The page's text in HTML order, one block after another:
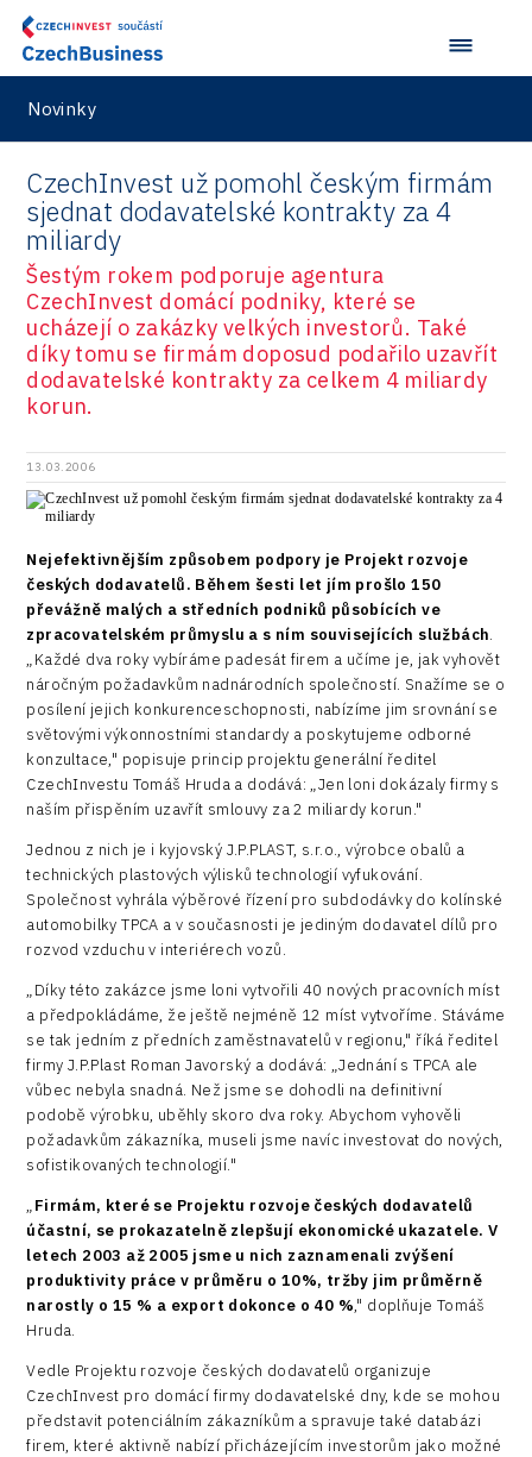
R&D
Security
Novinky
CzechInvest už pomohl českým firmám
sjednat dodavatelské kontrakty za 4
miliardy
Šestým rokem podporuje agentura
CzechInvest domácí podniky, které se
ucházejí o zakázky velkých investorů. Také
díky tomu se firmám doposud podařilo uzavřít
dodavatelské kontrakty za celkem 4 miliardy
korun.
13.03.2006
Nejefektivnějším způsobem podpory je Projekt rozvoje
českých dodavatelů. Během šesti let jím prošlo 150
převážně malých a středních podniků působících ve
zpracovatelském průmyslu a s ním souvisejících službách.
„Každé dva roky vybíráme padesát firem a učíme je, jak vyhovět
náročným požadavkům nadnárodních společností. Snažíme se o
posílení jejich konkurenceschopnosti, nabízíme jim srovnání se
světovými výkonnostními standardy a poskytujeme odborné
konzultace," popisuje princip projektu generální ředitel
CzechInvestu Tomáš Hruda a dodává: „Jen loni dokázaly firmy s
naším přispěním uzavřít smlouvy za 2 miliardy korun."
Jednou z nich je i kyjovský J.P.PLAST, s.r.o., výrobce obalů a
technických plastových výlisků technologií vyfukování.
Společnost vyhrála výběrové řízení pro subdodávky do kolínské
automobilky TPCA a v současnosti je jediným dodavatel dílů pro
rozvod vzduchu v interiérech vozů.
„Díky této zakázce jsme loni vytvořili 40 nových pracovních míst
a předpokládáme, že ještě nejméně 12 míst vytvoříme. Stáváme
se tak jedním z předních zaměstnavatelů v regionu," říká ředitel
firmy J.P.Plast Roman Javorský a dodává: „Jednání s TPCA ale
vůbec nebyla snadná. Než jsme se dohodli na definitivní
podobě výrobku, uběhly skoro dva roky. Abychom vyhověli
požadavkům zákazníka, museli jsme navíc investovat do nových,
sofistikovaných technologií."
„Firmám, které se Projektu rozvoje českých dodavatelů
účastní, se prokazatelně zlepšují ekonomické ukazatele. V
letech 2003 až 2005 jsme u nich zaznamenali zvýšení
produktivity práce v průměru o 10%, tržby jim průměrně
narostly o 15 % a export dokonce o 40 %," doplňuje Tomáš
Hruda.
Vedle Projektu rozvoje českých dodavatelů organizuje
CzechInvest pro domácí firmy dodavatelské dny, kde se mohou
představit potenciálním zákazníkům a spravuje také databázi
firem, které aktivně nabízí přicházejícím investorům jako možné